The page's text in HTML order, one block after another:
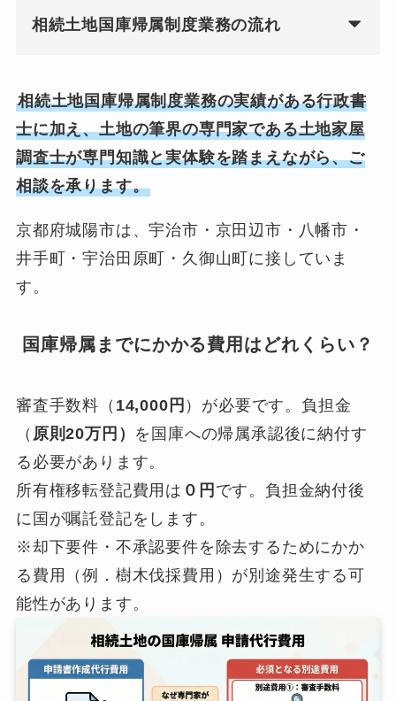
相続土地国庫帰属制度業務の流れ
相続土地国庫帰属制度業務の実績がある行政書
士に加え、土地の筆界の専門家である土地家屋
調査士が専門知識と実体験を踏まえながら、ご
相談を承ります。
京都府城陽市は、宇治市・京田辺市・八幡市・
井手町・宇治田原町・久御山町に接していま
す。
国庫帰属までにかかる費用はどれくらい？
審査手数料（ 14,000円 ）が必要です。負担金
（ 原則20万円） を国庫への帰属承認後に納付す
る必要があります。
所有権移転登記費用は ０円 です。負担金納付後
に国が嘱託登記をします。
※却下要件・不承認要件を除去するためにかか
る費用（例．樹木伐採費用）が別途発生する可
能性があります。